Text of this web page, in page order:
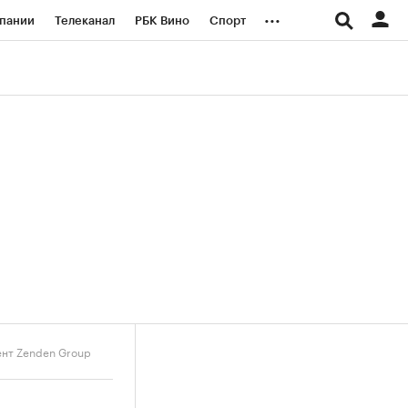
Телеканал РБК Вино Спорт ...
Zenden Group